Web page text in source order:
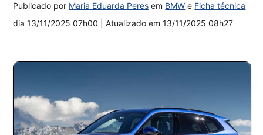
Publicado por Maria Eduarda Peres em BMW e Ficha técnica
dia13/11/2025 07h00 | Atualizado em13/11/2025 08h27